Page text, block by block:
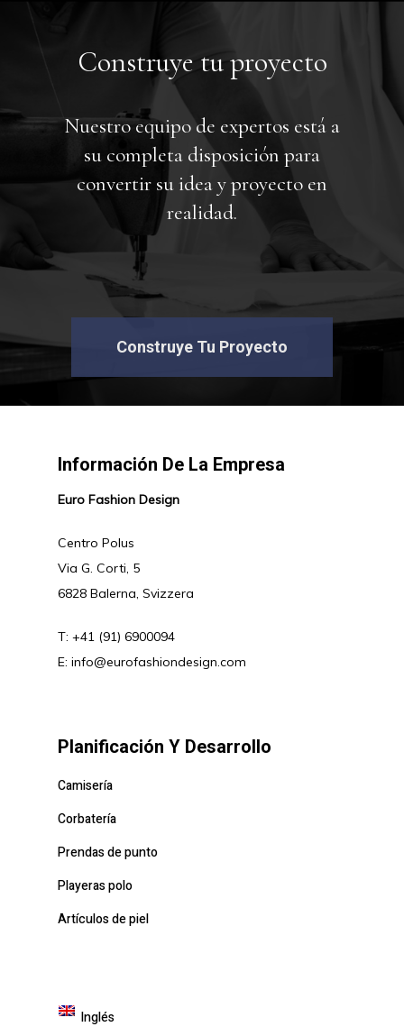
Construye tu proyecto
Nuestro equipo de expertos está a
su completa disposición para
convertir su idea y proyecto en
realidad.
Construye Tu Proyecto
Información De La Empresa
Euro Fashion Design
Centro Polus
Via G. Corti, 5
6828 Balerna, Svizzera
T: +41 (91) 6900094
E: info@eurofashiondesign.com
Planificación Y Desarrollo
Camisería
Corbatería
Prendas de punto
Playeras polo
Artículos de piel
Inglés